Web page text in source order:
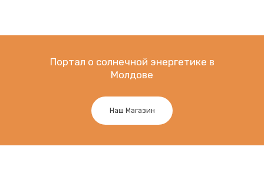
Портал о солнечной энергетике в
Молдове
Наш Магазин